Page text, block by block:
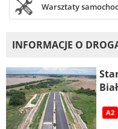
Warsztaty
INFORMACJE O
A2